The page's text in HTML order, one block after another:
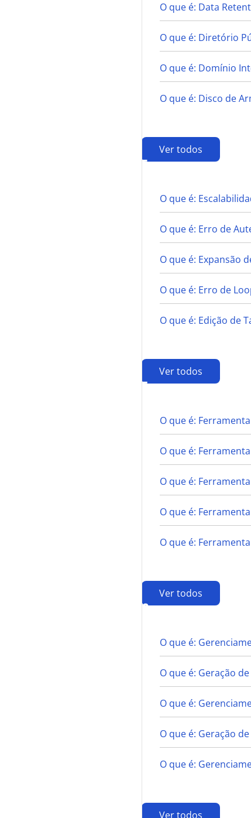
O que é: Data
O que é: Diretório
O que é: Domínio
O que é: Disco de
Ver todos
E
O que é:
O que é: Erro de
O que é: Expansão
O que é: Erro de
O que é: Edição de
Ver todos
F
O que é:
O que é:
O que é:
O que é:
O que é:
Ver todos
G
O que é:
O que é: Geração
O que é:
O que é: Geração
O que é:
Ver todos